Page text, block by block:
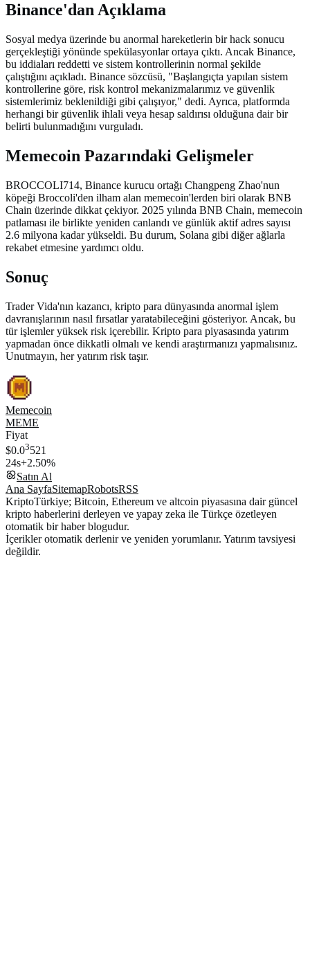
Binance'dan Açıklama
Sosyal medya üzerinde bu anormal hareketlerin bir hack sonucu
gerçekleştiği yönünde spekülasyonlar ortaya çıktı. Ancak Binance,
bu iddiaları reddetti ve sistem kontrollerinin normal şekilde
çalıştığını açıkladı. Binance sözcüsü, "Başlangıçta yapılan sistem
kontrollerine göre, risk kontrol mekanizmalarımız ve güvenlik
sistemlerimiz beklenildiği gibi çalışıyor," dedi. Ayrıca, platformda
herhangi bir güvenlik ihlali veya hesap saldırısı olduğuna dair bir
belirti bulunmadığını vurguladı.
Memecoin Pazarındaki Gelişmeler
BROCCOLI714, Binance kurucu ortağı Changpeng Zhao'nun
köpeği Broccoli'den ilham alan memecoin'lerden biri olarak BNB
Chain üzerinde dikkat çekiyor. 2025 yılında BNB Chain, memecoin
patlaması ile birlikte yeniden canlandı ve günlük aktif adres sayısı
2.6 milyona kadar yükseldi. Bu durum, Solana gibi diğer ağlarla
rekabet etmesine yardımcı oldu.
Sonuç
Trader Vida'nın kazancı, kripto para dünyasında anormal işlem
davranışlarının nasıl fırsatlar yaratabileceğini gösteriyor. Ancak, bu
tür işlemler yüksek risk içerebilir. Kripto para piyasasında yatırım
yapmadan önce dikkatli olmalı ve kendi araştırmanızı yapmalısınız.
Unutmayın, her yatırım risk taşır.
Memecoin
MEME
Fiyat
$0.03521
24s+2.50%
Satın Al
Ana SayfaSitemapRobotsRSS
KriptoTürkiye; Bitcoin, Ethereum ve altcoin piyasasına dair güncel
kripto haberlerini derleyen ve yapay zeka ile Türkçe özetleyen
otomatik bir haber blogudur.
İçerikler otomatik derlenir ve yeniden yorumlanır. Yatırım tavsiyesi
değildir.